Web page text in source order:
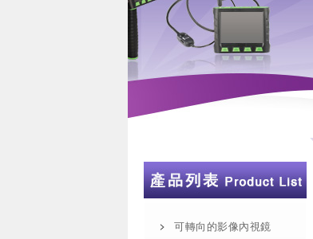
可轉向的影像內視鏡